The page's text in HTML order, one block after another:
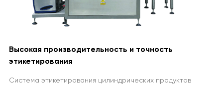
Высокая производительность и точность
этикетирования
Система этикетирования цилиндрических продуктов